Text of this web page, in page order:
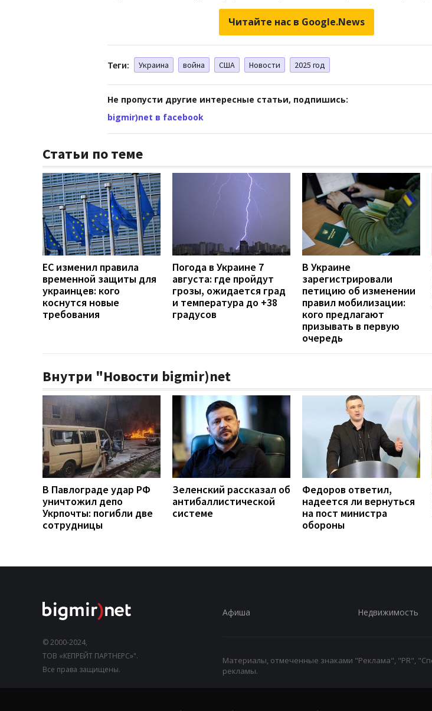
Читайте нас в Google.News
Теги: Украина война США Новости 2025 год
Не пропусти другие интересные статьи, подпишись:
bigmir)net в facebook
Статьи по теме
ЕС изменил правила
временной защиты для
украинцев: кого
коснутся новые
требования
Погода в Украине 7
августа: где пройдут
грозы, ожидается град
и температура до +38
градусов
В Украине
зарегистрировали
петицию об изменении
правил мобилизации:
кого предлагают
призывать в первую
очередь
Внутри "Новости bigmir)net
В Павлограде удар РФ
уничтожил депо
Укрпочты: погибли две
сотрудницы
Зеленский рассказал об
антибаллистической
системе
Федоров ответил,
надеется ли вернуться
на пост министра
обороны
© 2000-2024,
ТОВ «КЕПРЕЙТ ПАРТНЕРС»".
Все права защищены.
Афиша Недвижимость
Материалы, отмеченные знаками "Реклама", "PR",
рекламы.